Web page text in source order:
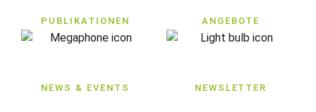
PUBLIKATIONEN ANGEBOTE
NEWS & EVENTS NEWSLETTER